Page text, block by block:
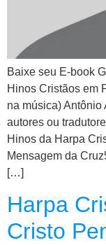
TEORIA
MUSICAL
MINI
DOC
REVIEW
PLAYBACK
AUTORES
DA
Baixe seu E-book
Hinos Cristãos em
na música)
autores ou
Hinos da Harpa
Mensagem da
[…]
Harpa
Cristo